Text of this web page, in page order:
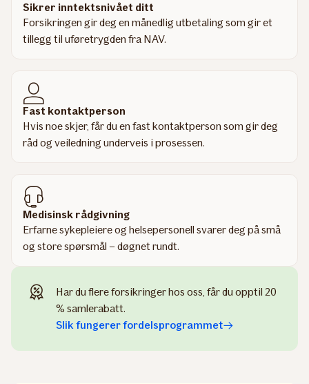
Sikrer inntektsnivået ditt
Forsikringen gir deg en månedlig utbetaling som gir et
tillegg til uføretrygden fra NAV.
Fast kontaktperson
Hvis noe skjer, får du en fast kontaktperson som gir deg
råd og veiledning underveis i prosessen.
Medisinsk rådgivning
Erfarne sykepleiere og helsepersonell svarer deg på små
og store spørsmål – døgnet rundt.
Har du flere forsikringer hos oss, får du opptil 20
% samlerabatt.
Slik fungerer fordelsprogrammet